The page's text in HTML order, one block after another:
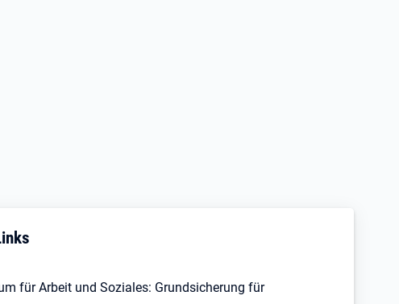
für Arbeit und Soziales: Grundsicherung für